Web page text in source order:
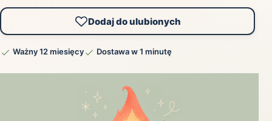
Dodaj do ulubionych
Ważny 12 miesięcy Dostawa w 1 minutę